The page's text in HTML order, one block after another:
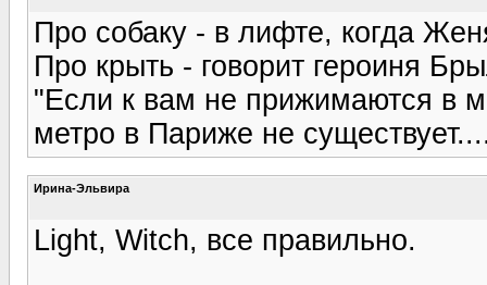
Про собаку - в лифте, когда
Про крыть - говорит героиня
"Если к вам не прижимаются в
метро в Париже не
Ирина-Эльвира
Light, Witch, все правильно.